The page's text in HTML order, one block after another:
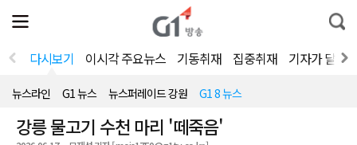
전
체
뉴
열
통
합
색
다시보기 이시각 주요뉴스 기동취재 집중취재 기자가 달려
뉴스라인 G1 뉴스 뉴스퍼레이드 강원 G1 8 뉴스
강릉 물고기 수천 마리 '떼죽음'